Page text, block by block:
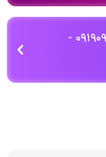
شماره تماس: ۰۹۰۵۷۰۲۱۶۵۶ - ۰۹۱۹۰۹۰۴۱۶۰ -